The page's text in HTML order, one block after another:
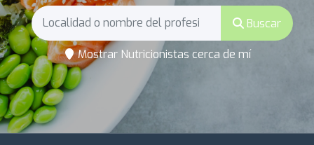
Buscar
Mostrar Nutricionistas cerca de mí